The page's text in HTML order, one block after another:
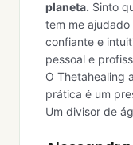
planeta. Sinto
tem me ajudado
confiante e
pessoal e
O Thetahealing
prática é um
Um divisor de